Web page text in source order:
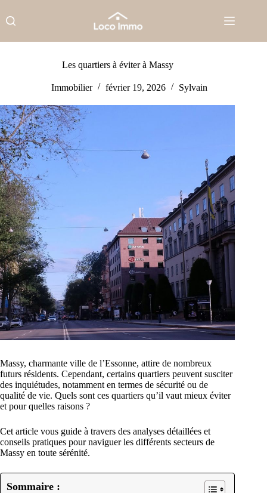
au
contenu
Les quartiers à éviter à Massy
Immobilier février 19, 2026 Sylvain
Massy, charmante ville de l’Essonne, attire de nombreux
futurs résidents. Cependant, certains quartiers peuvent susciter
des inquiétudes, notamment en termes de sécurité ou de
qualité de vie. Quels sont ces quartiers qu’il vaut mieux éviter
et pour quelles raisons ?
Cet article vous guide à travers des analyses détaillées et
conseils pratiques pour naviguer les différents secteurs de
Massy en toute sérénité.
Sommaire :